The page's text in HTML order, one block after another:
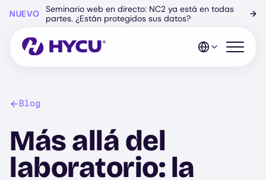
principal
NUEVO
Seminario web en directo: NC2 ya está en todas
partes. ¿Están protegidos sus datos?
→
Abrir el
Blog
Más allá del
laboratorio: la